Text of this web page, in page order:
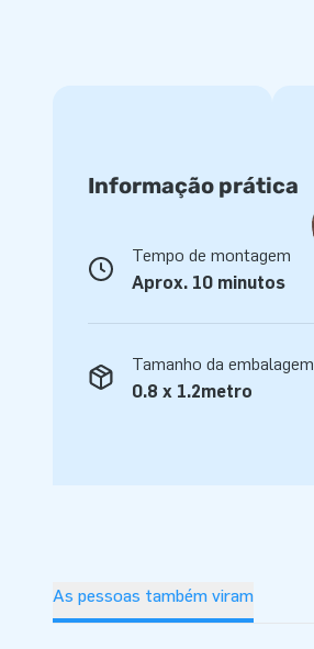
escolhe?
Informação prática
Tempo de montagem
Aprox. 10 minutos
Tamanho da embalagem
0.8 x 1.2metro
As pessoas também viram